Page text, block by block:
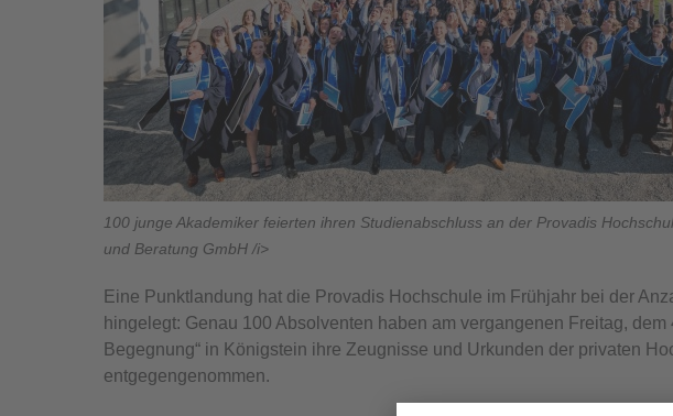
100 junge Akademiker feierten ihren Studienabschluss an der Provadis
und Beratung GmbH /i>
Eine Punktlandung hat die Provadis Hochschule im Frühjahr bei der
hingelegt: Genau 100 Absolventen haben am vergangenen Freitag, dem
Begegnung“ in Königstein ihre Zeugnisse und Urkunden der privaten
entgegengenommen.